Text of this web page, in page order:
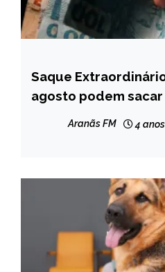
BRASIL
NOTÍCIAS
Saque
agosto podem
Aranãs FM 4